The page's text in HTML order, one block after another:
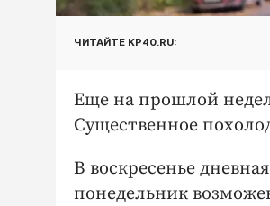
ЧИТАЙТЕ KP40.RU:
Еще на прошлой
Существенное
В воскресенье
понедельник